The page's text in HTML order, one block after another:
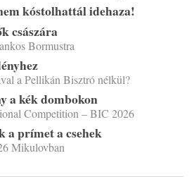
kóstolhattál idehaza!
császára
Bormustra
a Pellikán Bisztró nélkül?
a kék dombokon
Competition – BIC 2026
a prímet a csehek
Mikulovban